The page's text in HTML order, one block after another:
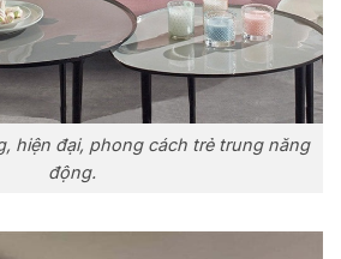
hiện đại, phong cách trẻ trung năng
động.